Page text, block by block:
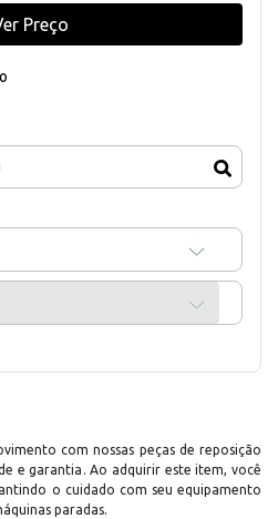
Preço
com nossas peças de reposição
e garantia. Ao adquirir este item, você
o cuidado com seu equipamento
paradas.